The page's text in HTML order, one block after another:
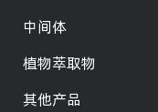
中间体
植物萃取物
其他产品